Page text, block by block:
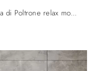
Ottieni informazioni sulla nostra linea di Poltrone relax moderne: ottieni il massimo livello di comodità con la poltrona relax Mira in tessuto.